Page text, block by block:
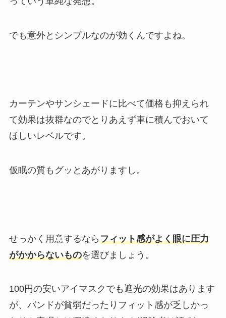
でも意外とシンプルなのが効くんですよね。
カーテンやサンシェードに比べて価格も抑えられ
て効果は抜群なのでとりあえず車に積んでおいて
ほしいレベルです。
仮眠の質もグッとあがりますし。
せっかく用意するならフィット感がよく眼に圧力
がかからないものを選びましょう。
100円の安いアイマスクでも遮光の効果はあります
が、バンドが貧弱だったりフィット感が乏しかっ